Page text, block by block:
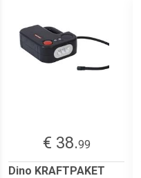
€ 38.99
Dino KRAFTPAKET